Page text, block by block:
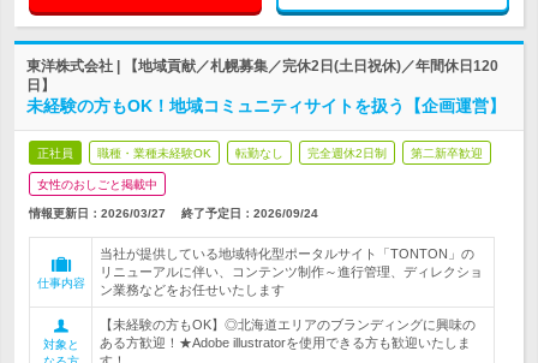
東洋株式会社 | 【地域貢献／札幌募集／完休2日(土日祝休)／年間休日120
日】
未経験の方もOK！地域コミュニティサイトを扱う【企画運営】
正社員 職種・業種未経験OK 転勤なし 完全週休2日制 第二新卒歓迎
女性のおしごと掲載中
情報更新日：2026/03/27 終了予定日： 2026/09/24
仕事内容
当社が提供している地域特化型ポータルサイト「TONTON」の
リニューアルに伴い、コンテンツ制作～進行管理、ディレクショ
ン業務などをお任せいたします
対象と
【未経験の方もOK】◎北海道エリアのブランディングに興味の
ある方歓迎！★Adobe illustratorを使用できる方も歓迎いたしま
す！